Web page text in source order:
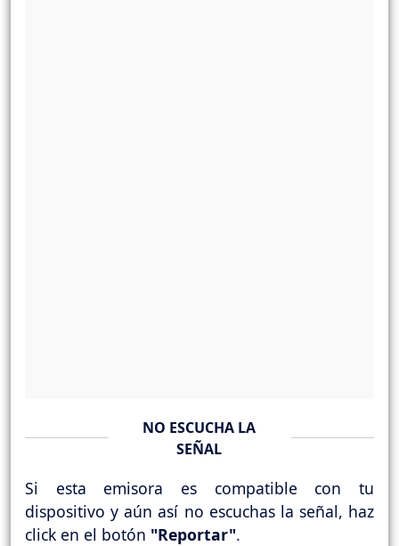
NO ESCUCHA LA
SEÑAL
Si esta emisora es compatible con tu
dispositivo y aún así no escuchas la señal, haz
click en el botón "Reportar".